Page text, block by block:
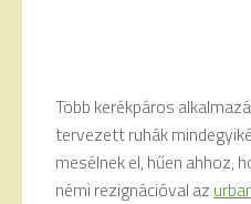
Több kerékpáros
tervezett ruhák
mesélnek el, hűen ahhoz,
némi rezignációval az